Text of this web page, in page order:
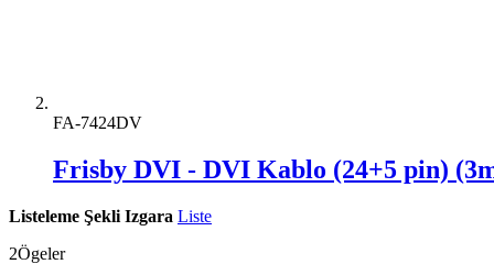
FA-7424DV
Frisby DVI - DVI Kablo (24+5 pin)
Listeleme Şekli Izgara Liste
2Ögeler